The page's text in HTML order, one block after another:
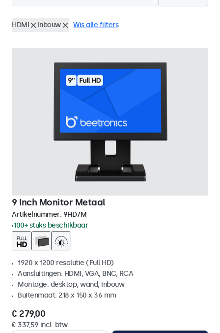
HDMI Inbouw Wis alle filters
9 Inch Monitor Metaal
Artikelnummer: 9HD7M
100+ stuks beschikbaar
1920 x 1200 resolutie (Full HD)
Aansluitingen: HDMI, VGA, BNC, RCA
Montage: desktop, wand, inbouw
Buitenmaat: 218 x 150 x 36 mm
€ 279,00
€ 337,59 incl. btw